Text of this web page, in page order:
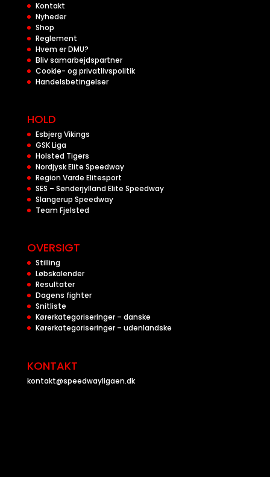
Kontakt
Nyheder
Shop
Reglement
Hvem er DMU?
Bliv samarbejdspartner
Cookie- og privatlivspolitik
Handelsbetingelser
HOLD
Esbjerg Vikings
GSK Liga
Holsted Tigers
Nordjysk Elite Speedway
Region Varde Elitesport
SES – Sønderjylland Elite Speedway
Slangerup Speedway
Team Fjelsted
OVERSIGT
Stilling
Løbskalender
Resultater
Dagens fighter
Snitliste
Kørerkategoriseringer – danske
Kørerkategoriseringer – udenlandske
KONTAKT
kontakt@speedwayligaen.dk